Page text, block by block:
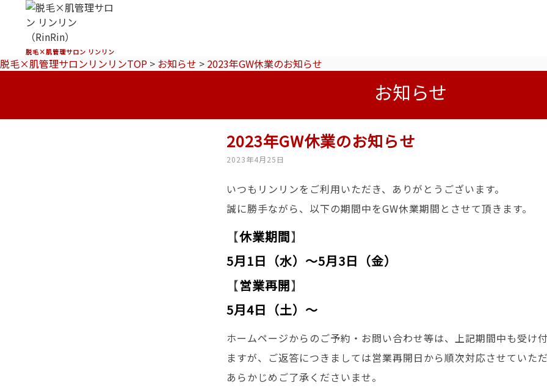
脱毛×肌管理サロン リンリン
脱毛×肌管理サロンリンリンTOP > お知らせ > 2023年GW休業のお知らせ
お知らせ
2023年GW休業のお知らせ
2023年4月25日
いつもリンリンをご利用いただき、ありがとうございます。
誠に勝手ながら、以下の期間中をGW休業期間とさせて頂きます。
【休業期間】
5月1日（水）～5月3日（金）
【営業再開】
5月4日（土）〜
ホームページからのご予約・お問い合わせ等は、上記期間中も受け
ますが、ご返答につきましては営業再開日から順次対応させていただ
あらかじめご了承くださいませ。